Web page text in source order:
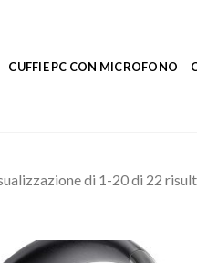
CUFFIE PC CON MICROFONO
di 1-20 di 22